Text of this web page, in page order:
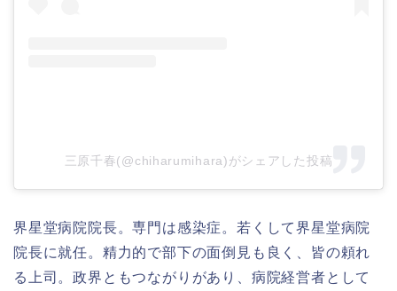
三原千春(@chiharumihara)がシェアした投稿
界星堂病院院長。専門は感染症。 若くして界星堂病院
院長に就任。精力的で部下の面倒見も良く、皆の頼れ
る上司。政界ともつながりがあり、病院経営者として